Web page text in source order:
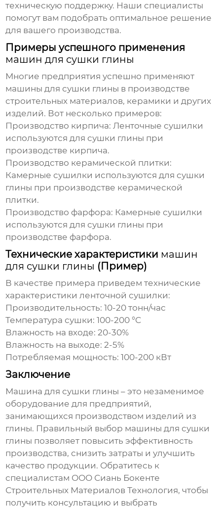
техническую поддержку. Наши специалисты
помогут вам подобрать оптимальное решение
для вашего производства.
Примеры успешного применения
машин для сушки глины
Многие предприятия успешно применяют
машины для сушки глины в производстве
строительных материалов, керамики и других
изделий. Вот несколько примеров:
Производство кирпича: Ленточные сушилки
используются для сушки глины при
производстве кирпича.
Производство керамической плитки:
Камерные сушилки используются для сушки
глины при производстве керамической
плитки.
Производство фарфора: Камерные сушилки
используются для сушки глины при
производстве фарфора.
Технические характеристики машин
для сушки глины (Пример)
В качестве примера приведем технические
характеристики ленточной сушилки:
Производительность: 10-20 тонн/час
Температура сушки: 100-200 °C
Влажность на входе: 20-30%
Влажность на выходе: 2-5%
Потребляемая мощность: 100-200 кВт
Заключение
Машина для сушки глины – это незаменимое
оборудование для предприятий,
занимающихся производством изделий из
глины. Правильный выбор машины для сушки
глины позволяет повысить эффективность
производства, снизить затраты и улучшить
качество продукции. Обратитесь к
специалистам ООО Сиань Бокенте
Строительных Материалов Технология, чтобы
получить консультацию и выбрать